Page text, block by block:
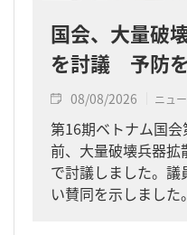
国会、大量破
を討議 予防
08/08/2026 ニュ
第16期ベトナム国
前、大量破壊兵器
で討議しました。
い賛同を示しました。